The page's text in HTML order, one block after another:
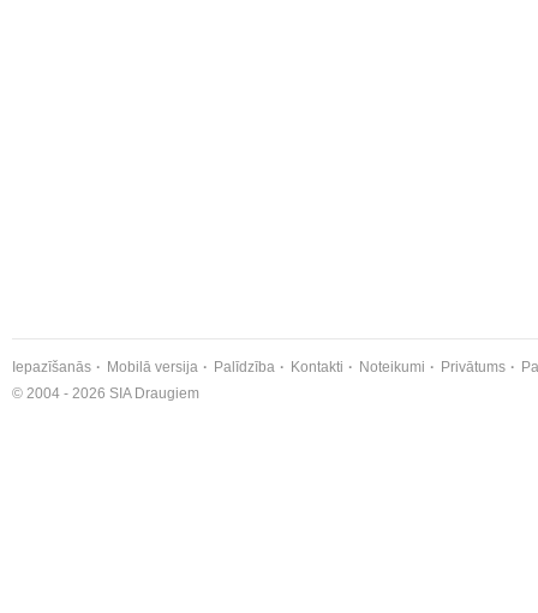
Iepazīšanās Mobilā versija Palīdzība Kontakti Noteikumi Privātums
© 2004 - 2026 SIA Draugiem